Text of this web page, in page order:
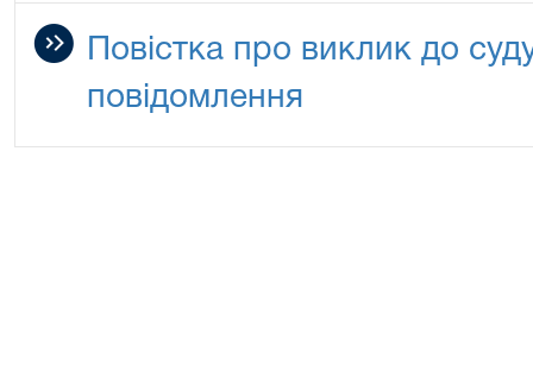
Повістка про виклик до
повідомлення